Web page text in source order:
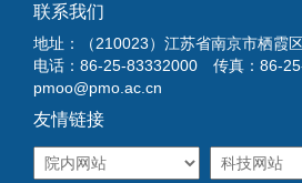
联系我们
地址：（210023）江苏省南京市栖霞
电话：86-25-83332000 传真：86-
pmoo@pmo.ac.cn
友情链接